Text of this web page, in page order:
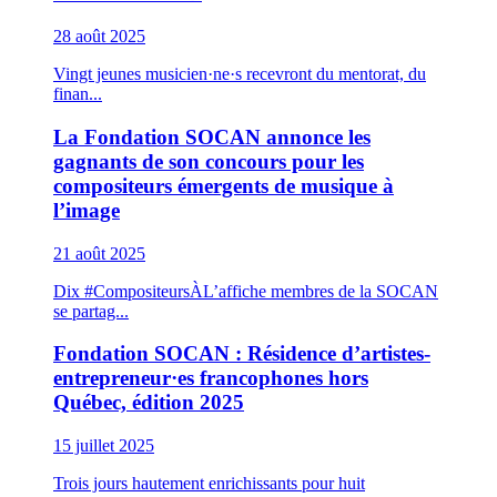
28 août 2025
Vingt jeunes musicien·ne·s recevront du mentorat, du
finan...
La Fondation SOCAN annonce les
gagnants de son concours pour les
compositeurs émergents de musique à
l’image
21 août 2025
Dix #CompositeursÀL’affiche membres de la SOCAN
se partag...
Fondation SOCAN : Résidence d’artistes-
entrepreneur·es francophones hors
Québec, édition 2025
15 juillet 2025
Trois jours hautement enrichissants pour huit